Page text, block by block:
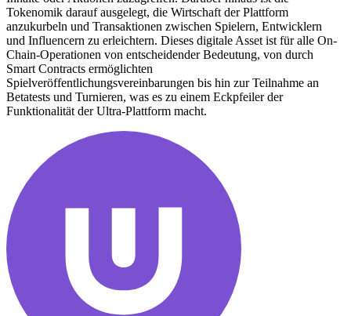
Tokenomik darauf ausgelegt, die Wirtschaft der Plattform
anzukurbeln und Transaktionen zwischen Spielern, Entwicklern
und Influencern zu erleichtern. Dieses digitale Asset ist für alle On-
Chain-Operationen von entscheidender Bedeutung, von durch
Smart Contracts ermöglichten
Spielveröffentlichungsvereinbarungen bis hin zur Teilnahme an
Betatests und Turnieren, was es zu einem Eckpfeiler der
Funktionalität der Ultra-Plattform macht.